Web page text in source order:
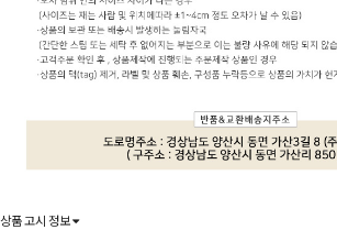
상품 고시 정보